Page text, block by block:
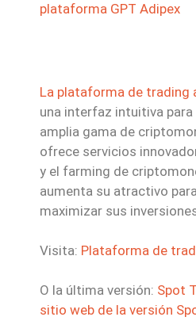
plataforma GPT Adipex
La plataforma de trading
una interfaz intuitiva para
amplia gama de
ofrece servicios
y el farming de
aumenta su atractivo
maximizar sus
Visita: Plataforma de
O la última versión: Spot
sitio web de la versión